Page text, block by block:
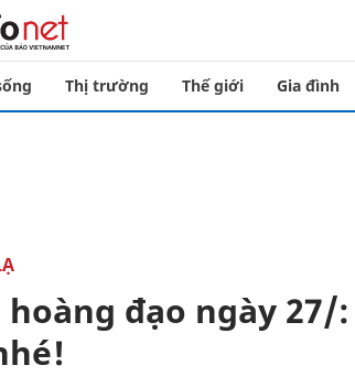
Thị trường Thế giới Gia đình
hoàng đạo ngày 27/